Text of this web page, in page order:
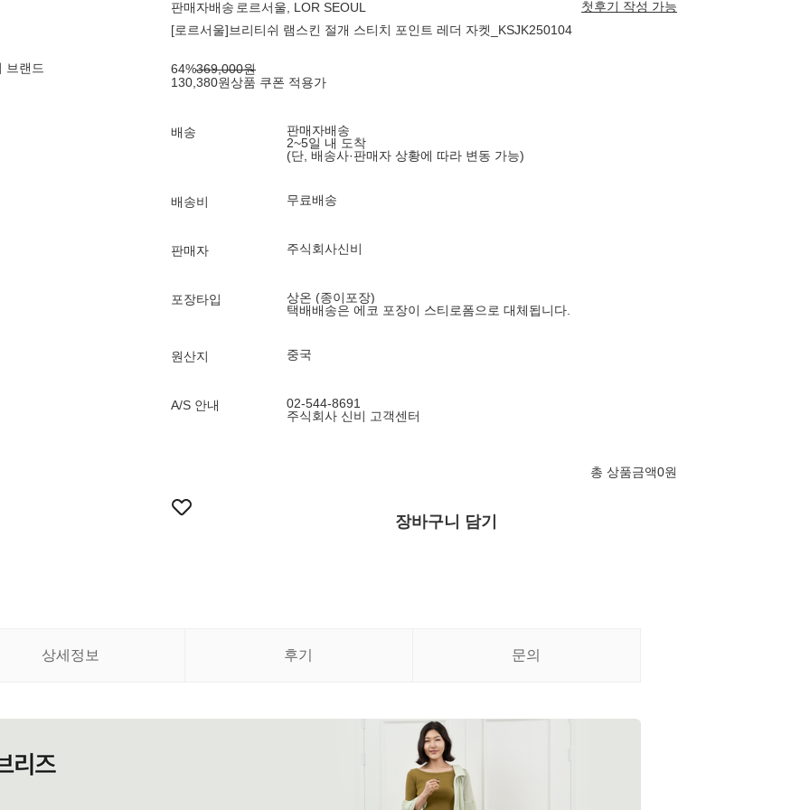
브랜드
판매자배송 로르서울, LOR SEOUL
첫후기 작성 가능
[로르서울]브리티쉬 램스킨 절개 스티치 포인트 레더 자켓_KSJK250104
64%369,000원
130,380원상품 쿠폰 적용가
배송
판매자배송
2~5일 내 도착
(단, 배송사·판매자 상황에 따라 변동 가능)
배송비 무료배송
판매자 주식회사신비
포장타입
상온 (종이포장)
택배배송은 에코 포장이 스티로폼으로 대체됩니다.
원산지 중국
A/S 안내
02-544-8691
주식회사 신비 고객센터
총 상품금액0원
장바구니 담기
상세정보 후기 문의